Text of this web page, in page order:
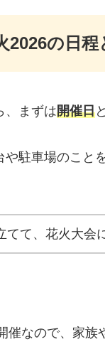
2026の日
、まずは開催日
駐車場のこと
てて、花火大会
催なので、家